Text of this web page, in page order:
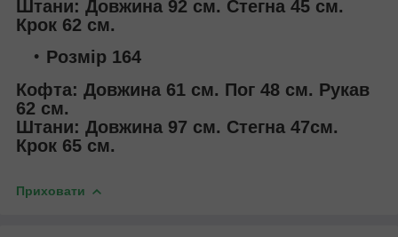
Штани: Довжина 92 см. Стегна 45 см.
Крок 62 см.
Розмір 164
Кофта: Довжина 61 см. Пог 48 см. Рукав
62 см.
Штани: Довжина 97 см. Стегна 47см.
Крок 65 см.
Приховати